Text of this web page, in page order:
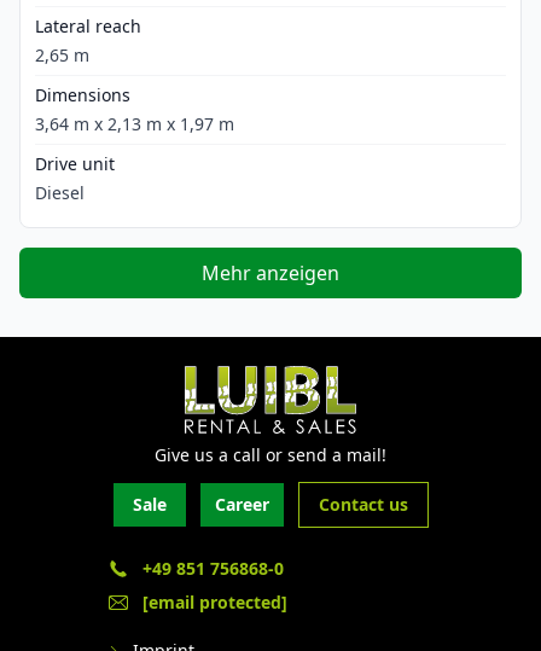
Lateral reach
2,65 m
Dimensions
3,64 m x 2,13 m x 1,97 m
Drive unit
Diesel
Mehr anzeigen
Give us a call or send a mail!
Sale Career Contact us
+49 851 756868-0
[email protected]